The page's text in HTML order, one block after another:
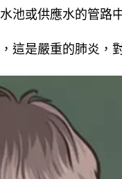
池或供應水的管路
這是嚴重的肺炎